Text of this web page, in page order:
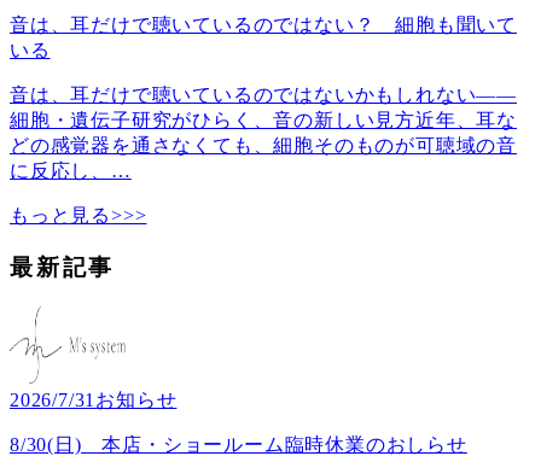
音は、耳だけで聴いているのではない？ 細胞も聞いて
いる
音は、耳だけで聴いているのではないかもしれない――
細胞・遺伝子研究がひらく、音の新しい見方近年、耳な
どの感覚器を通さなくても、細胞そのものが可聴域の音
に反応し、 …
もっと見る>>>
最新記事
2026/7/31 お知らせ
8/30(日) 本店・ショールーム臨時休業のおしらせ